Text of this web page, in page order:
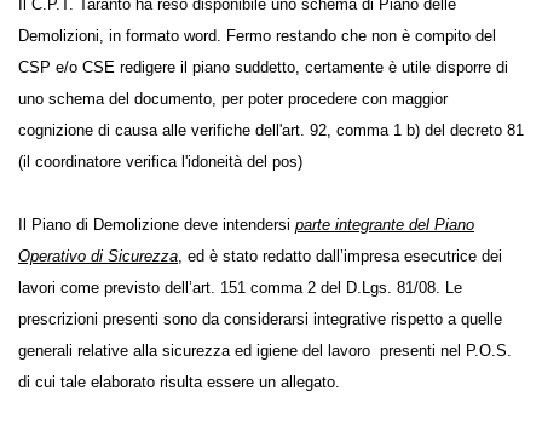
Il C.P.T. Taranto ha reso disponibile uno schema di Piano delle
Demolizioni, in formato word. Fermo restando che non è compito del
CSP e/o CSE redigere il piano suddetto, certamente è utile disporre di
uno schema del documento, per poter procedere con maggior
cognizione di causa alle verifiche dell'art. 92, comma 1 b) del decreto
81 (il coordinatore verifica l'idoneità del pos)
Il Piano di Demolizione deve intendersiparte integrante del Piano
Operativo di Sicurezza, ed è stato redatto dall’impresa esecutrice dei
lavori come previsto dell’art. 151 comma 2 del D.Lgs. 81/08. Le
prescrizioni presenti sono da considerarsi integrative rispetto a quelle
generali relative alla sicurezza ed igiene del lavoro presenti nel P.O.S.
di cui tale elaborato risulta essere un allegato.